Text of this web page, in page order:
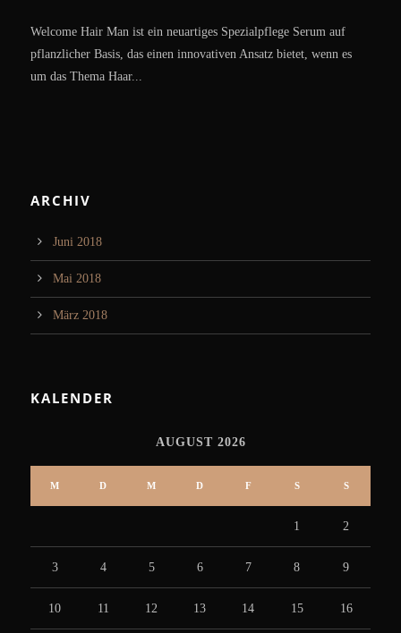
Welcome Hair Man ist ein neuartiges Spezialpflege Serum auf
pflanzlicher Basis, das einen innovativen Ansatz bietet, wenn es
um das Thema Haar...
ARCHIV
Juni 2018
Mai 2018
März 2018
KALENDER
AUGUST 2026
M D M D F S S
1 2
3 4 5 6 7 8 9
10 11 12 13 14 15 16